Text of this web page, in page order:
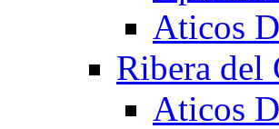
Aticos
Ribera del
Aticos